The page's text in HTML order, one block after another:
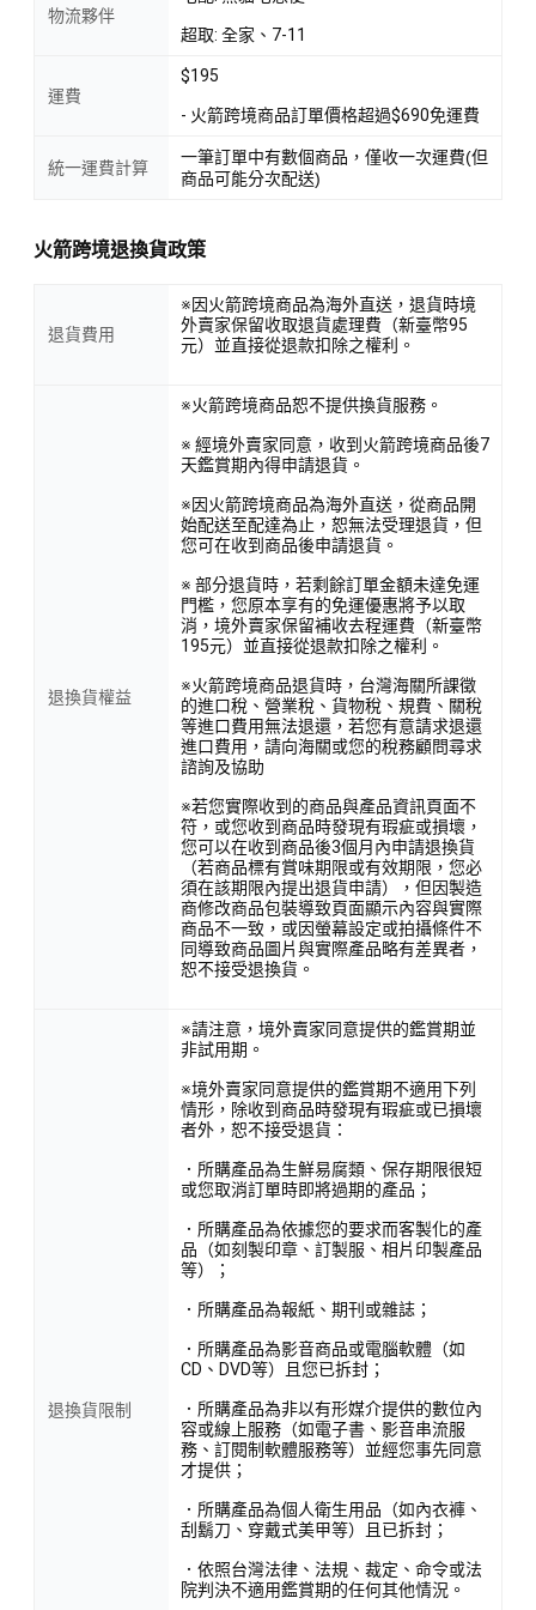
物流夥伴
超取: 全家、7-11
運費
$195
- 火箭跨境商品訂單價格超過$690免運費
統一運費計算
一筆訂單中有數個商品，僅收一次運費(但
商品可能分次配送)
火箭跨境退換貨政策
退貨費用
※因火箭跨境商品為海外直送，退貨時境
外賣家保留收取退貨處理費（新臺幣95
元）並直接從退款扣除之權利。
退換貨權益
※火箭跨境商品恕不提供換貨服務。
※ 經境外賣家同意，收到火箭跨境商品後7
天鑑賞期內得申請退貨。
※因火箭跨境商品為海外直送，從商品開
始配送至配達為止，恕無法受理退貨，但
您可在收到商品後申請退貨。
※ 部分退貨時，若剩餘訂單金額未達免運
門檻，您原本享有的免運優惠將予以取
消，境外賣家保留補收去程運費（新臺幣
195元）並直接從退款扣除之權利。
※火箭跨境商品退貨時，台灣海關所課徵
的進口稅、營業稅、貨物稅、規費、關稅
等進口費用無法退還，若您有意請求退還
進口費用，請向海關或您的稅務顧問尋求
諮詢及協助
※若您實際收到的商品與產品資訊頁面不
符，或您收到商品時發現有瑕疵或損壞，
您可以在收到商品後3個月內申請退換貨
（若商品標有賞味期限或有效期限，您必
須在該期限內提出退貨申請），但因製造
商修改商品包裝導致頁面顯示內容與實際
商品不一致，或因螢幕設定或拍攝條件不
同導致商品圖片與實際產品略有差異者，
恕不接受退換貨。
退換貨限制
※請注意，境外賣家同意提供的鑑賞期並
非試用期。
※境外賣家同意提供的鑑賞期不適用下列
情形，除收到商品時發現有瑕疵或已損壞
者外，恕不接受退貨：
．所購產品為生鮮易腐類、保存期限很短
或您取消訂單時即將過期的產品；
．所購產品為依據您的要求而客製化的產
品（如刻製印章、訂製服、相片印製產品
等）；
．所購產品為報紙、期刊或雜誌；
．所購產品為影音商品或電腦軟體（如
CD、DVD等）且您已拆封；
．所購產品為非以有形媒介提供的數位內
容或線上服務（如電子書、影音串流服
務、訂閱制軟體服務等）並經您事先同意
才提供；
．所購產品為個人衛生用品（如內衣褲、
刮鬍刀、穿戴式美甲等）且已拆封；
．依照台灣法律、法規、裁定、命令或法
院判決不適用鑑賞期的任何其他情況。